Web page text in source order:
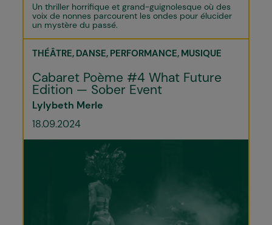
Un thriller horrifique et grand-guignolesque où des
voix de nonnes parcourent les ondes pour élucider
un mystère du passé.
THÉÂTRE DANSE PERFORMANCE MUSIQUE
Cabaret Poème #4 What Future
Edition — Sober Event
Lylybeth Merle
18.09.2024